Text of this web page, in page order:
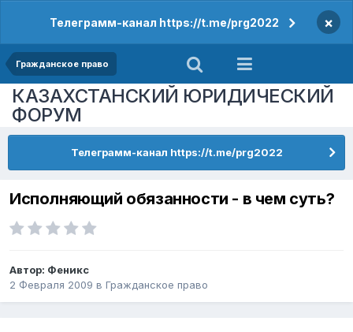
Телеграмм-канал https://t.me/prg2022 ×
Гражданское право
КАЗАХСТАНСКИЙ ЮРИДИЧЕСКИЙ
ФОРУМ
Телеграмм-канал https://t.me/prg2022
Исполняющий обязанности - в чем суть?
Автор: Феникс
2 Февраля 2009 в Гражданское право